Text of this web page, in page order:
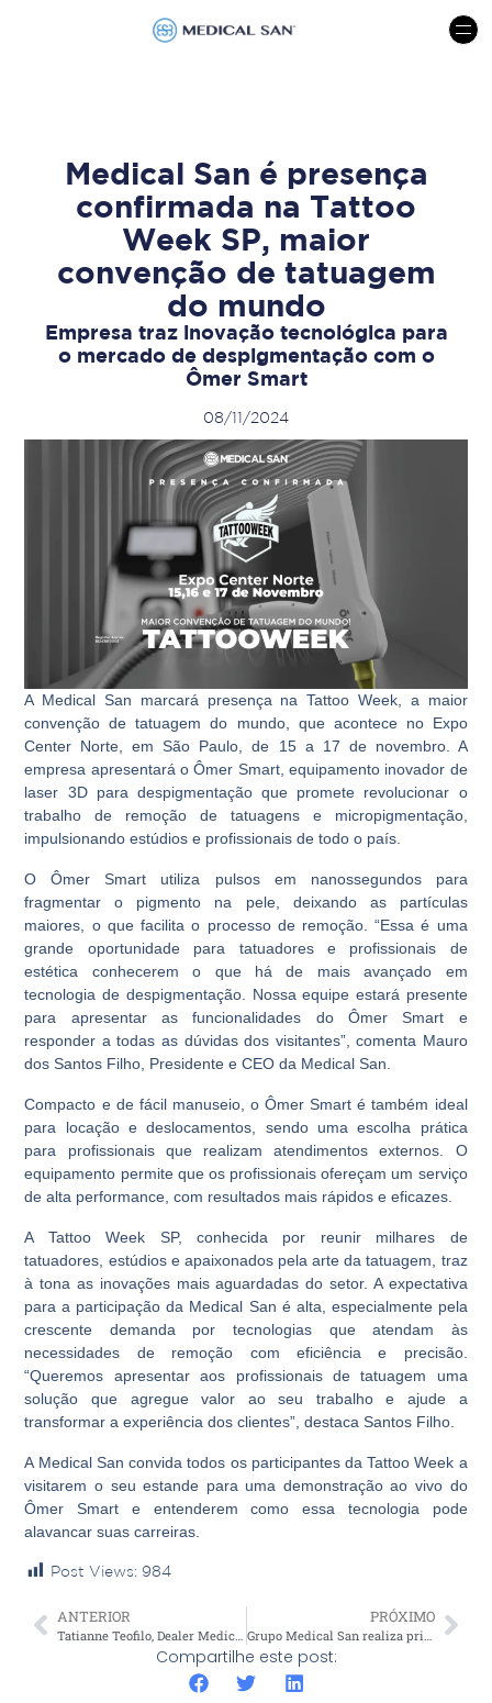
menu
Medical San é presença
confirmada na Tattoo
Week SP, maior
convenção de tatuagem
do mundo
Empresa traz inovação tecnológica para
o mercado de despigmentação com o
Ômer Smart
08/11/2024
A Medical San marcará presença na Tattoo Week, a maior
convenção de tatuagem do mundo, que acontece no Expo
Center Norte, em São Paulo, de 15 a 17 de novembro. A
empresa apresentará o Ômer Smart, equipamento inovador de
laser 3D para despigmentação que promete revolucionar o
trabalho de remoção de tatuagens e micropigmentação,
impulsionando estúdios e profissionais de todo o país.
O Ômer Smart utiliza pulsos em nanossegundos para
fragmentar o pigmento na pele, deixando as partículas
maiores, o que facilita o processo de remoção. “Essa é uma
grande oportunidade para tatuadores e profissionais de
estética conhecerem o que há de mais avançado em
tecnologia de despigmentação. Nossa equipe estará presente
para apresentar as funcionalidades do Ômer Smart e
responder a todas as dúvidas dos visitantes”, comenta Mauro
dos Santos Filho, Presidente e CEO da Medical San.
Compacto e de fácil manuseio, o Ômer Smart é também ideal
para locação e deslocamentos, sendo uma escolha prática
para profissionais que realizam atendimentos externos. O
equipamento permite que os profissionais ofereçam um serviço
de alta performance, com resultados mais rápidos e eficazes.
A Tattoo Week SP, conhecida por reunir milhares de
tatuadores, estúdios e apaixonados pela arte da tatuagem, traz
à tona as inovações mais aguardadas do setor. A expectativa
para a participação da Medical San é alta, especialmente pela
crescente demanda por tecnologias que atendam às
necessidades de remoção com eficiência e precisão.
“Queremos apresentar aos profissionais de tatuagem uma
solução que agregue valor ao seu trabalho e ajude a
transformar a experiência dos clientes”, destaca Santos Filho.
A Medical San convida todos os participantes da Tattoo Week a
visitarem o seu estande para uma demonstração ao vivo do
Ômer Smart e entenderem como essa tecnologia pode
alavancar suas carreiras.
Post Views: 984
ANTERIOR PRÓXIMO
Compartilhe este post: